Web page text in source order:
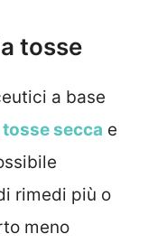
tosse
a base
secca e
rimedi più o
meno